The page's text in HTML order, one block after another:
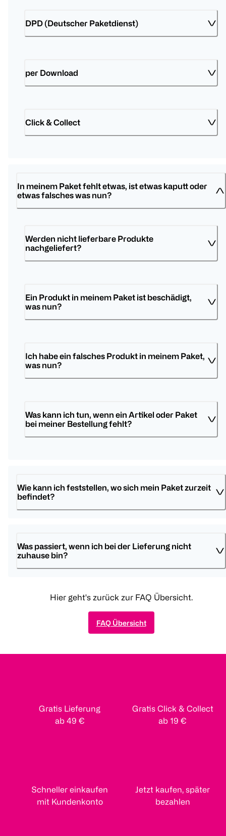
DPD (Deutscher Paketdienst)
per Download
Click & Collect
In meinem Paket fehlt etwas, ist etwas kaputt oder
etwas falsches was nun?
Werden nicht lieferbare Produkte
Ein Produkt in meinem Paket ist beschädigt,
Ich habe ein falsches Produkt in meinem Paket,
was nun?
Was kann ich tun, wenn ein Artikel oder Paket
Wie kann ich feststellen, wo sich mein Paket zurzeit
Was passiert, wenn ich bei der Lieferung nicht
Hier geht's zurück zur FAQ Übersicht.
FAQ Übersicht
Gratis Lieferung
ab 49 €
Gratis Click & Collect
ab 19 €
Schneller einkaufen
mit Kundenkonto
Jetzt kaufen, später
bezahlen